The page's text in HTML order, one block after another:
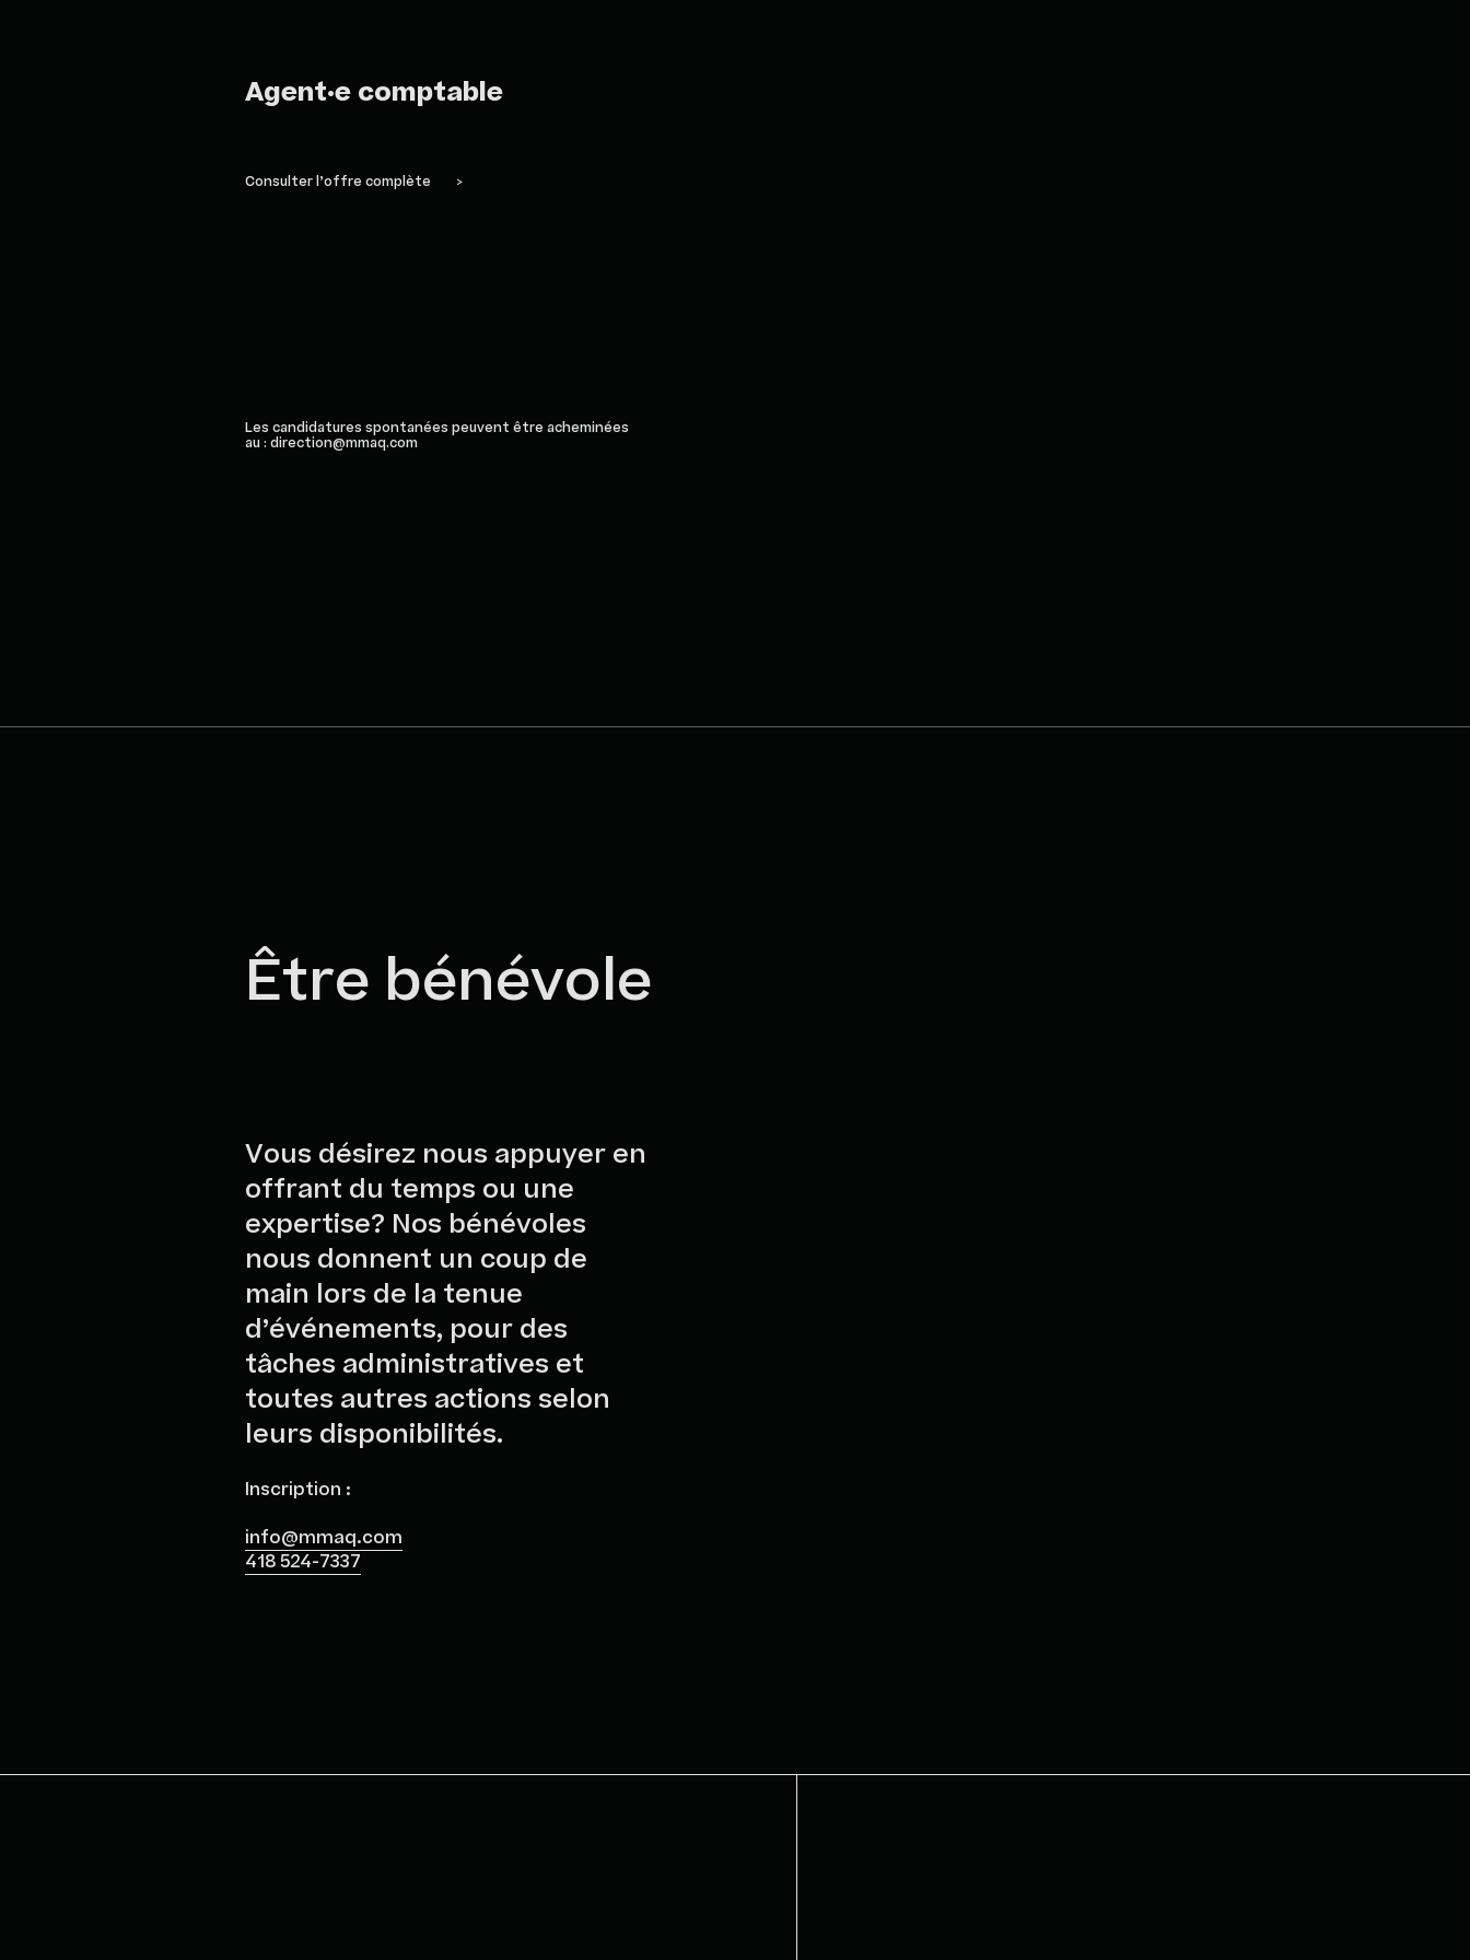
Agent·e comptable
Consulter l’offre complète >
Les candidatures spontanées peuvent être acheminées
au : direction@mmaq.com
Être bénévole
Vous désirez nous appuyer en
offrant du temps ou une
expertise? Nos bénévoles
nous donnent un coup de
main lors de la tenue
d’événements, pour des
tâches administratives et
toutes autres actions selon
leurs disponibilités.
Inscription :
info@mmaq.com
418 524-7337